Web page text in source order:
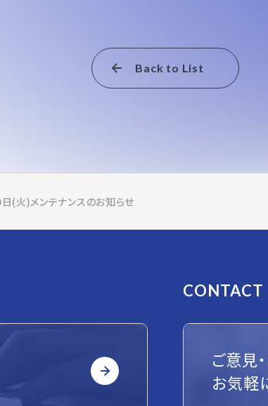
Back to List
(火)メンテナンスのお知らせ
CONTACT
ご意見
お気軽